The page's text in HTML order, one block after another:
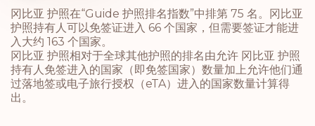
冈比亚 护照在“Guide 护照排名指数”中排第 75 名。冈比亚
护照持有人可以免签证进入 66 个国家，但需要签证才能进
入大约 163 个国家。
冈比亚 护照相对于全球其他护照的排名由允许 冈比亚 护照
持有人免签进入的国家（即免签国家）数量加上允许他们通
过落地签或电子旅行授权（eTA）进入的国家数量计算得
出。